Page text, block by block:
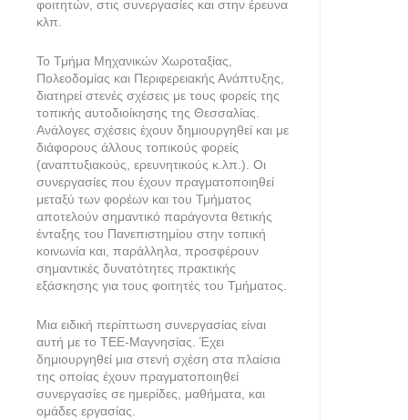
φοιτητών, στις συνεργασίες και στην έρευνα
κλπ.
To Τμήμα Μηχανικών Χωροταξίας,
Πολεοδομίας και Περιφερειακής Ανάπτυξης,
διατηρεί στενές σχέσεις με τους φορείς της
τοπικής αυτοδιοίκησης της Θεσσαλίας.
Ανάλογες σχέσεις έχουν δημιουργηθεί και με
διάφορους άλλους τοπικούς φορείς
(αναπτυξιακούς, ερευνητικούς κ.λπ.). Οι
συνεργασίες που έχουν πραγματοποιηθεί
μεταξύ των φορέων και του Τμήματος
αποτελούν σημαντικό παράγοντα θετικής
ένταξης του Πανεπιστημίου στην τοπική
κοινωνία και, παράλληλα, προσφέρουν
σημαντικές δυνατότητες πρακτικής
εξάσκησης για τους φοιτητές του Τμήματος.
Μια ειδική περίπτωση συνεργασίας είναι
αυτή με το ΤΕΕ-Μαγνησίας. Έχει
δημιουργηθεί μια στενή σχέση στα πλαίσια
της οποίας έχουν πραγματοποιηθεί
συνεργασίες σε ημερίδες, μαθήματα, και
ομάδες εργασίας.